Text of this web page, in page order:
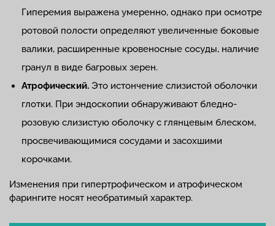
Гиперемия выражена умеренно, однако при осмотре
ротовой полости определяют увеличенные боковые
валики, расширенные кровеносные сосуды, наличие
гранул в виде багровых зерен.
Атрофический. Это истончение слизистой оболочки
глотки. При эндоскопии обнаруживают бледно-
розовую слизистую оболочку с глянцевым блеском,
просвечивающимися сосудами и засохшими
корочками.
Изменения при гипертрофическом и атрофическом
фарингите носят необратимый характер.